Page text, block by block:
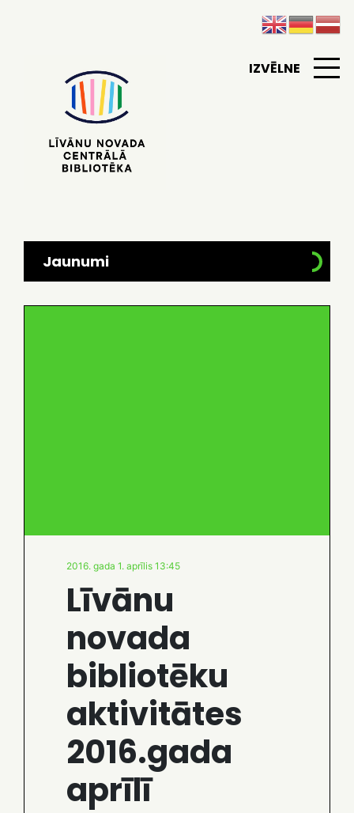
IZVĒLNE
Jaunumi
2016. gada 1. aprīlis 13:45
Līvānu
novada
bibliotēku
aktivitātes
2016.gada
aprīlī